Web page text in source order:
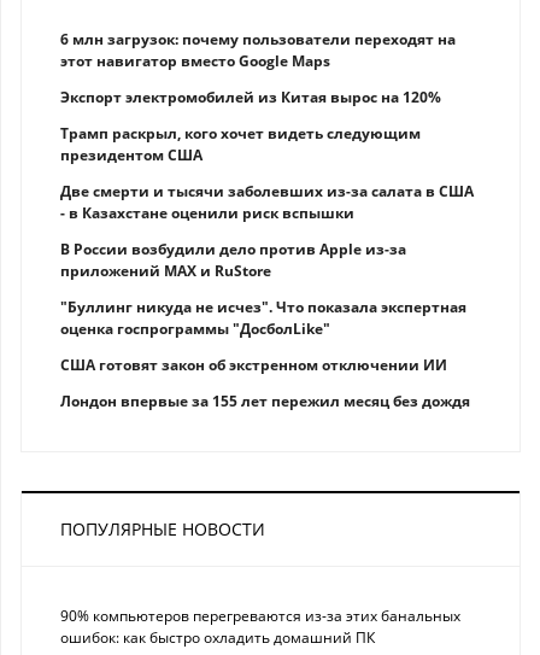
6 млн загрузок: почему пользователи переходят на
этот навигатор вместо Google Maps
Экспорт электромобилей из Китая вырос на 120%
Трамп раскрыл, кого хочет видеть следующим
президентом США
Две смерти и тысячи заболевших из-за салата в США
- в Казахстане оценили риск вспышки
В России возбудили дело против Apple из-за
приложений MAX и RuStore
"Буллинг никуда не исчез". Что показала экспертная
оценка госпрограммы "ДосболLike"
США готовят закон об экстренном отключении ИИ
Лондон впервые за 155 лет пережил месяц без дождя
ПОПУЛЯРНЫЕ НОВОСТИ
90% компьютеров перегреваются из-за этих банальных
ошибок: как быстро охладить домашний ПК